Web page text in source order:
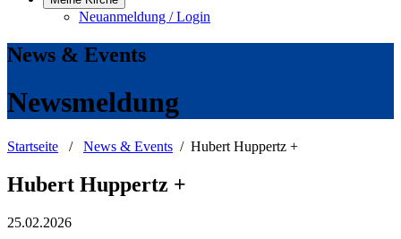
Neuanmeldung / Login
News & Events
Newsmeldung
Startseite / News & Events / Hubert Huppertz +
Hubert Huppertz +
25.02.2026